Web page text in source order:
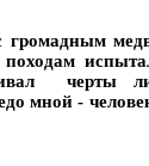
громадным
черты
мной -